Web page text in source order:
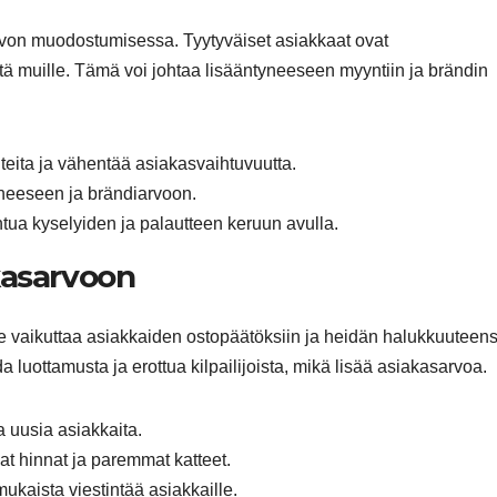
muodostumisessa. Tyytyväiset asiakkaat ovat
muille. Tämä voi johtaa lisääntyneeseen myyntiin ja brändin
ja vähentää asiakasvaihtuvuutta.
ja brändiarvoon.
kyselyiden ja palautteen keruun avulla.
vaikuttaa asiakkaiden ostopäätöksiin ja heidän
luottamusta ja erottua kilpailijoista, mikä lisää asiakasarvoa.
uusia asiakkaita.
hinnat ja paremmat katteet.
viestintää asiakkaille.